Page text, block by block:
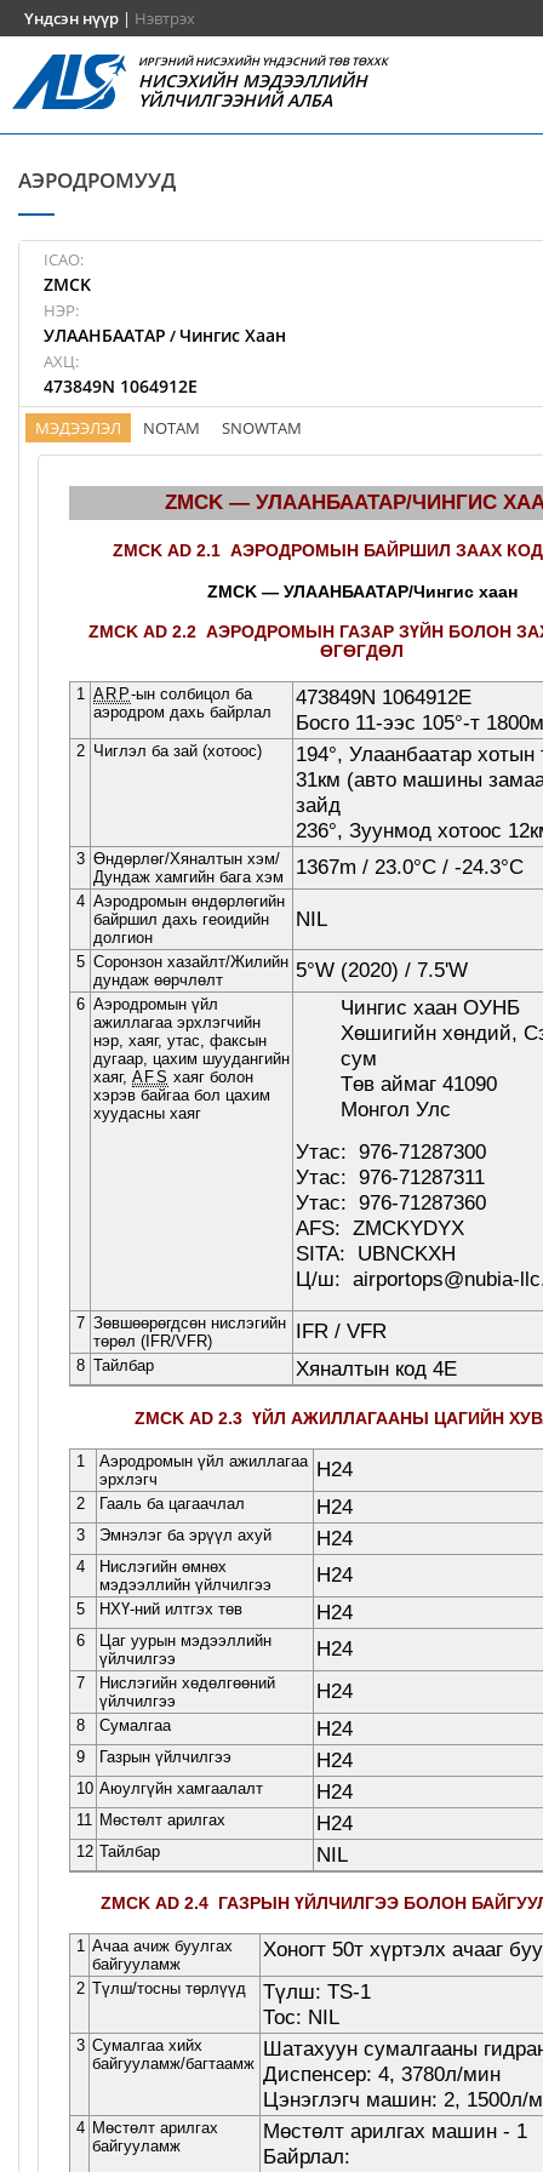
Үндсэн нүүр | Нэвтрэх
ИРГЭНИЙ НИСЭХИЙН ҮНДЭСНИЙ ТӨВ ТӨХХК
НИСЭХИЙН МЭДЭЭЛЛИЙН
ҮЙЛЧИЛГЭЭНИЙ АЛБА
АЭРОДРОМУУД
ICAO:
ZMCK
НЭР:
УЛААНБААТАР / Чингис Хаан
АХЦ:
473849N 1064912E
МЭДЭЭЛЭЛ NOTAM SNOWTAM